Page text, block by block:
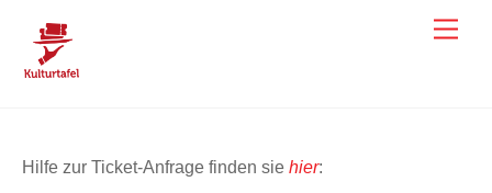
content
Hilfe zur Ticket-Anfrage finden sie hier: